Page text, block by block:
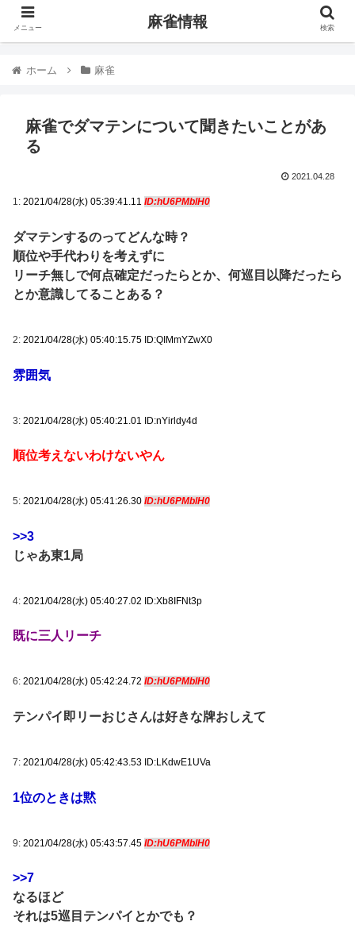
ホーム 麻雀
麻雀でダマテンについて聞きたいことがあ
る
2021.04.28
1: 2021/04/28(水) 05:39:41.11 ID:hU6PMblH0
ダマテンするのってどんな時？
順位や手代わりを考えずに
リーチ無しで何点確定だったらとか、何巡目以降だったら
とか意識してることある？
2: 2021/04/28(水) 05:40:15.75 ID:QIMmYZwX0
雰囲気
3: 2021/04/28(水) 05:40:21.01 ID:nYirldy4d
順位考えないわけないやん
5: 2021/04/28(水) 05:41:26.30 ID:hU6PMblH0
>>3
じゃあ東1局
4: 2021/04/28(水) 05:40:27.02 ID:Xb8IFNt3p
既に三人リーチ
6: 2021/04/28(水) 05:42:24.72 ID:hU6PMblH0
テンパイ即リーおじさんは好きな牌おしえて
7: 2021/04/28(水) 05:42:43.53 ID:LKdwE1UVa
1位のときは黙
9: 2021/04/28(水) 05:43:57.45 ID:hU6PMblH0
>>7
なるほど
それは5巡目テンパイとかでも？
メニュー 麻雀情報 検索